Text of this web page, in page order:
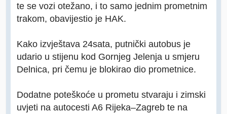
te se vozi otežano, i to samo jednim prometnim
trakom, obavijestio je HAK.
Kako izvještava 24sata, putnički autobus je
udario u stijenu kod Gornjeg Jelenja u smjeru
Delnica, pri čemu je blokirao dio prometnice.
Dodatne poteškoće u prometu stvaraju i zimski
uvjeti na autocesti A6 Rijeka–Zagreb te na